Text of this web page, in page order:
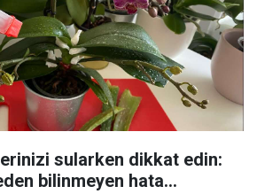
sularken dikkat edin:
bilinmeyen hata...